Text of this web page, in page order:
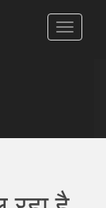
टॉगल